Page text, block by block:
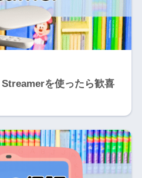
を使ったら歓喜